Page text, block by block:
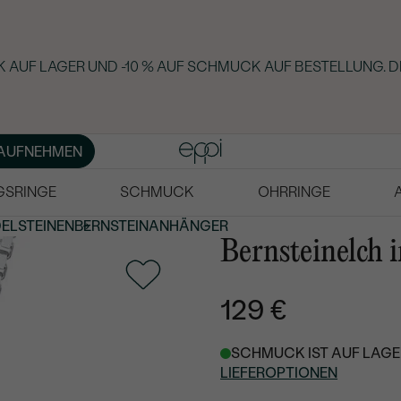
LAGER UND -10 % AUF SCHMUCK AUF BESTELLUNG.
SCHMUCK OHRRINGE
BERNSTEINANHÄNGER
Bernsteinelch
129 €
SCHMUCK IST AUF
LIEFEROPTIONEN